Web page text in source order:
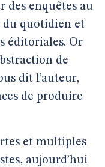
des enquêtes au
du quotidien et
éditoriales. Or
de
dit l’auteur,
de produire
et multiples
aujourd’hui